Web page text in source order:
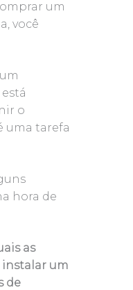
um
você
o
uma tarefa
hora de
as
instalar um
de